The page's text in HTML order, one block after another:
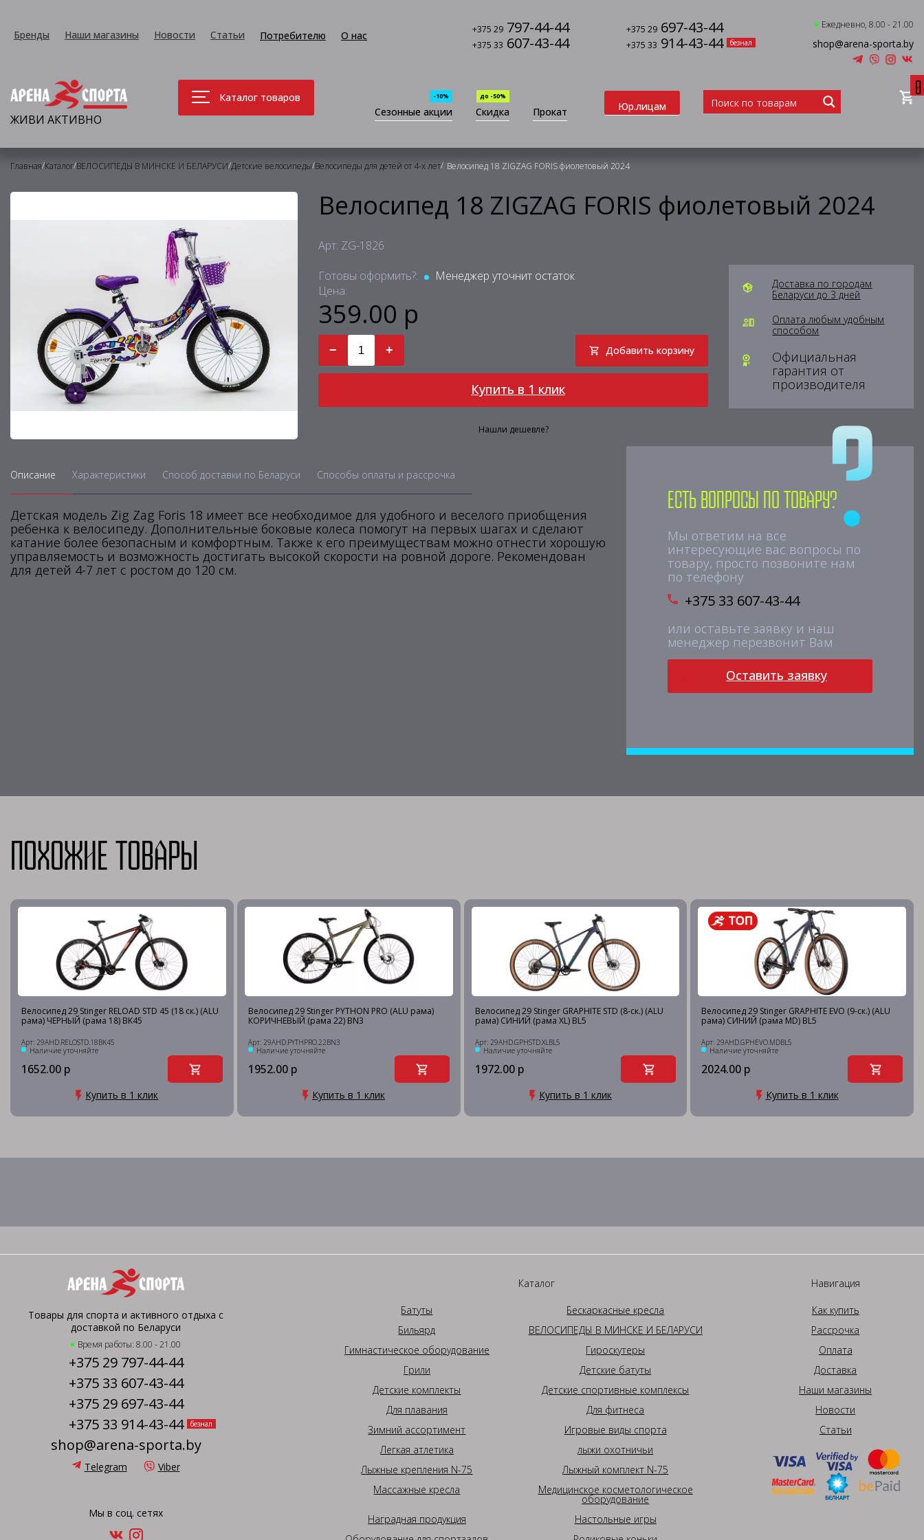
Бренды Наши магазины Новости Статьи Потребителю О нас +375 29 797-44-44 +375 29 697-43-44
+375 33 607-43-44 +375 33 914-43-44 безнал
Ежедневно, 8.00 - 21.00
shop@arena-sporta.by
ЖИВИ АКТИВНО
Каталог товаров
Сезонные акции
-10%
Скидка
до -50%
Прокат Юр.лицам
0
Главная/Каталог/ВЕЛОСИПЕДЫ В МИНСКЕ И БЕЛАРУСИ/Детские велосипеды/Велосипеды для детей от 4-х лет/ Велосипед 18 ZIGZAG FORIS фиолетовый 2024
Велосипед 18 ZIGZAG FORIS фиолетовый 2024
Арт: ZG-1826
Готовы оформить?:
Менеджер уточнит остаток
Цена:
359.00 р
− + Добавить корзину
Купить в 1 клик
Нашли дешевле?
Доставка по городам
Беларуси до 3 дней
Оплата любым удобным
способом
Официальная
гарантия от
производителя
Описание Характеристики Способ доставки по Беларуси Способы оплаты и рассрочка
Детская модель Zig Zag Foris 18 имеет все необходимое для удобного и веселого приобщения
ребенка к велосипеду. Дополнительные боковые колеса помогут на первых шагах и сделают
катание более безопасным и комфортным. Также к его преимуществам можно отнести хорошую
управляемость и возможность достигать высокой скорости на ровной дороге. Рекомендован
для детей 4-7 лет с ростом до 120 см.
Есть вопросы по товару?
Мы ответим на все
интересующие вас вопросы по
товару, просто позвоните нам
по телефону
+375 33 607-43-44
или оставьте заявку и наш
менеджер перезвонит Вам
Оставить заявку
Похожие товары
Велосипед 29 Stinger RELOAD STD 45 (18 ск.) (ALU
рама) ЧЕРНЫЙ (рама 18) BK45
Арт: 29AHD.RELOSTD.18BK45
Наличие уточняйте
1652.00 р
Купить в 1 клик
Велосипед 29 Stinger PYTHON PRO (ALU рама)
КОРИЧНЕВЫЙ (рама 22) BN3
Арт: 29AHD.PYTHPRO.22BN3
Наличие уточняйте
1952.00 р
Купить в 1 клик
Велосипед 29 Stinger GRAPHITE STD (8-ск.) (ALU
рама) СИНИЙ (рама XL) BL5
Арт: 29AHD.GPHSTD.XLBL5
Наличие уточняйте
1972.00 р
Купить в 1 клик
Велосипед 29 Stinger GRAPHITE EVO (9-ск.) (ALU
рама) СИНИЙ (рама MD) BL5
Арт: 29AHD.GPHEVO.MDBL5
Наличие уточняйте
2024.00 р
Купить в 1 клик
Товары для спорта и активного отдыха с
доставкой по Беларуси
Время работы: 8.00 - 21.00
+375 29 797-44-44
+375 33 607-43-44
+375 29 697-43-44
+375 33 914-43-44
безнал
shop@arena-sporta.by
Telegram Viber
Мы в соц. сетях
Каталог
Батуты
Бескаркасные кресла
Бильярд
ВЕЛОСИПЕДЫ В МИНСКЕ И БЕЛАРУСИ
Гимнастическое оборудование
Гироскутеры
Грили
Детские батуты
Детские комплекты
Детские спортивные комплексы
Для плавания
Для фитнеса
Зимний ассортимент
Игровые виды спорта
Легкая атлетика
лыжи охотничьи
Лыжные крепления N-75
Лыжный комплект N-75
Массажные кресла
Медицинское косметологическое
оборудование
Наградная продукция
Настольные игры
Навигация
Как купить
Рассрочка
Оплата
Доставка
Наши магазины
Новости
Статьи